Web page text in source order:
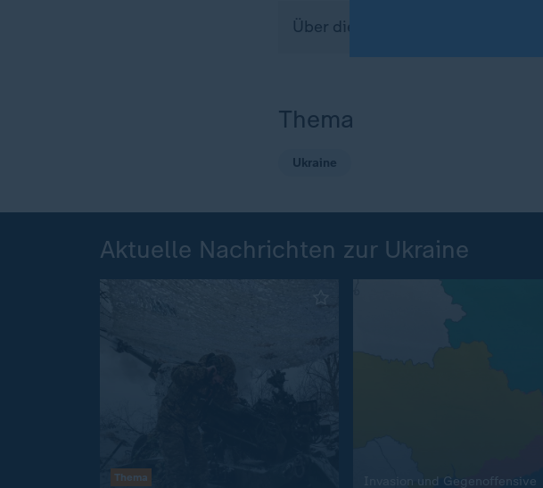
Über dieses Thema berichtete
Thema
Ukraine
Aktuelle Nachrichten zur Ukraine
Thema Invasion und Gegenoffensive